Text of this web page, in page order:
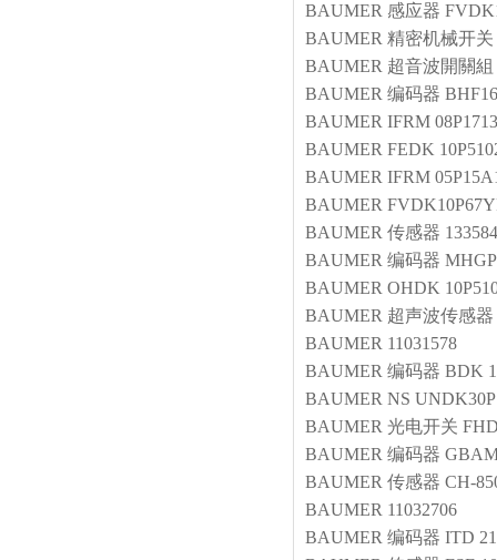
BAUMER 感应器
BAUMER 精密机械开关
BAUMER 超音波開關組
BAUMER 编码器
BAUMER IFRM
BAUMER FEDK
BAUMER IFRM
BAUMER
BAUMER 传感器
BAUMER 编码器
BAUMER OHDK
BAUMER 超声波传感器
BAUMER 11031578
BAUMER 编码器 BDK
BAUMER NS
BAUMER 光电开关
BAUMER 编码器
BAUMER 传感器 CH-
BAUMER 11032706
BAUMER 编码器 ITD